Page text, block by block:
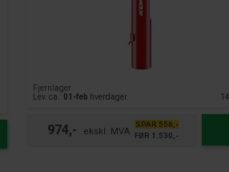
Fjernlager
Lev. ca.: 01-feb hverdager
974,-
SPAR 556,-
FØR 1.530,-